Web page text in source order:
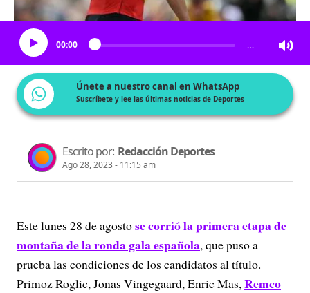
Escucha el artículo
00:00 …
Únete a nuestro canal en WhatsApp
Suscríbete y lee las últimas noticias de Deportes
Escrito por: Redacción Deportes
Ago 28, 2023 - 11:15 am
Este lunes 28 de agostose corrió la primera etapa de
montaña de la ronda gala española, que puso a
prueba las condiciones de los candidatos al título.
Primoz Roglic, Jonas Vingegaard, Enric Mas,Remco